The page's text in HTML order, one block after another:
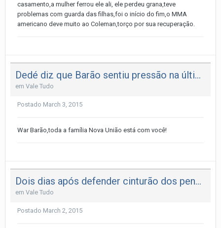
casamento,a mulher ferrou ele ali, ele perdeu grana,teve
problemas com guarda das filhas,foi o início do fim,o MMA
americano deve muito ao Coleman,torço por sua recuperação.
Dedé diz que Barão sentiu pressão na última luta e garante vitória con
em Vale Tudo
Postado March 3, 2015
War Barão,toda a família Nova União está com você!
Dois dias após defender cinturão dos penas, Cris Cyborg posta foto com
em Vale Tudo
Postado March 2, 2015